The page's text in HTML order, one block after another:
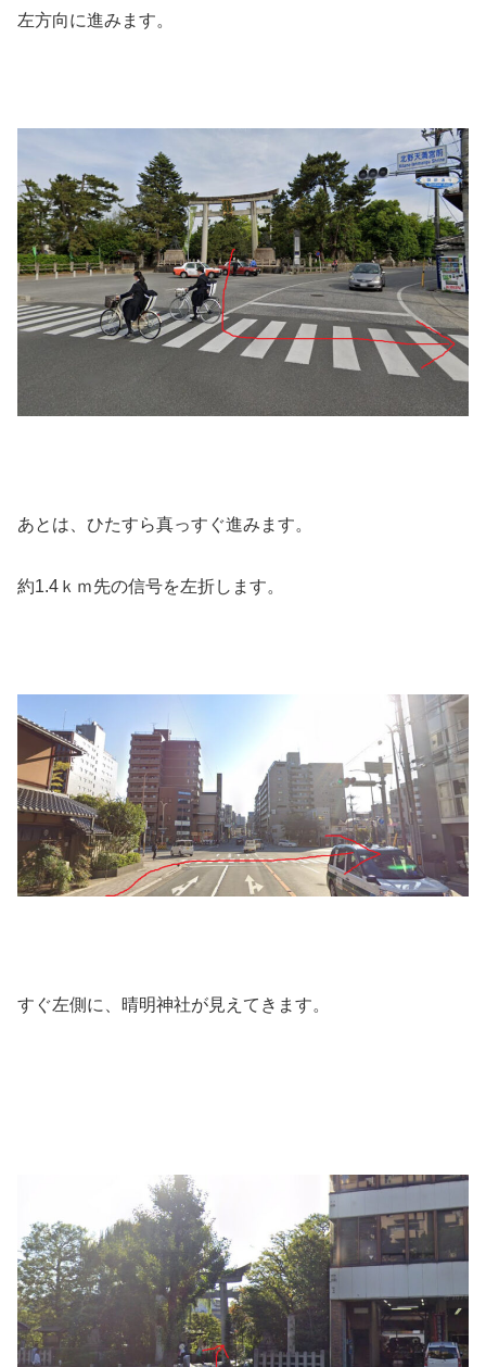
左方向に進みます。
あとは、ひたすら真っすぐ進みます。
約1.4ｋｍ先の信号を左折します。
すぐ左側に、晴明神社が見えてきます。